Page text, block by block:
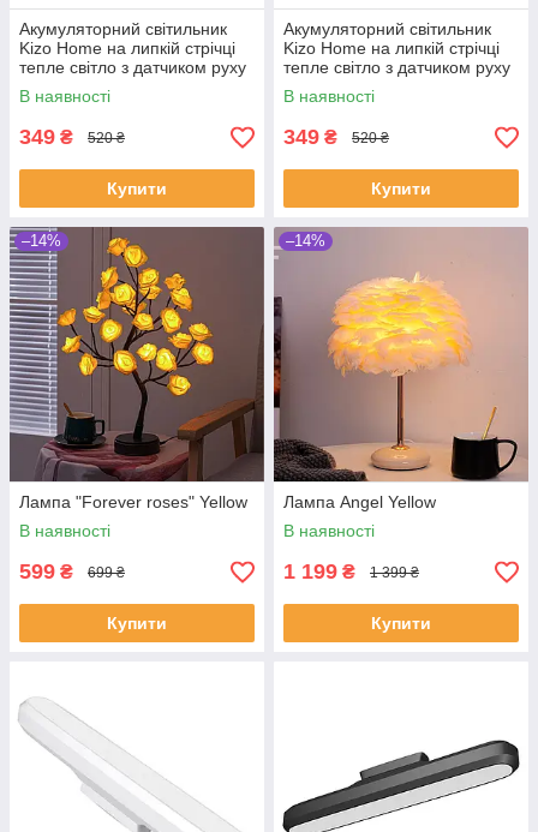
Акумуляторний світильник
Kizo Home на липкій стрічці
тепле світло з датчиком руху
2 шт
В наявності
349 ₴ 520 ₴
Купити
Акумуляторний світильник
Kizo Home на липкій стрічці
тепле світло з датчиком руху
2 шт
В наявності
349 ₴ 520 ₴
Купити
–14%
Лампа "Forever roses" Yellow
В наявності
599 ₴ 699 ₴
Купити
–14%
Лампа Angel Yellow
В наявності
1 199 ₴ 1 399 ₴
Купити